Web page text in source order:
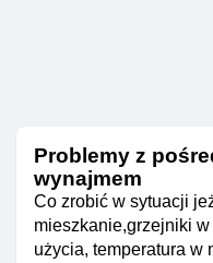
Problemy z
wynajmem
Co zrobić w sytuacji
mieszkanie,grzejniki
użycia, temperatura w